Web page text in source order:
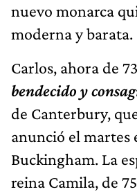
nuevo monarca
moderna y barata.
Carlos, ahora de
bendecido y
de Canterbury,
anunció el martes
Buckingham. La
reina Camila, de